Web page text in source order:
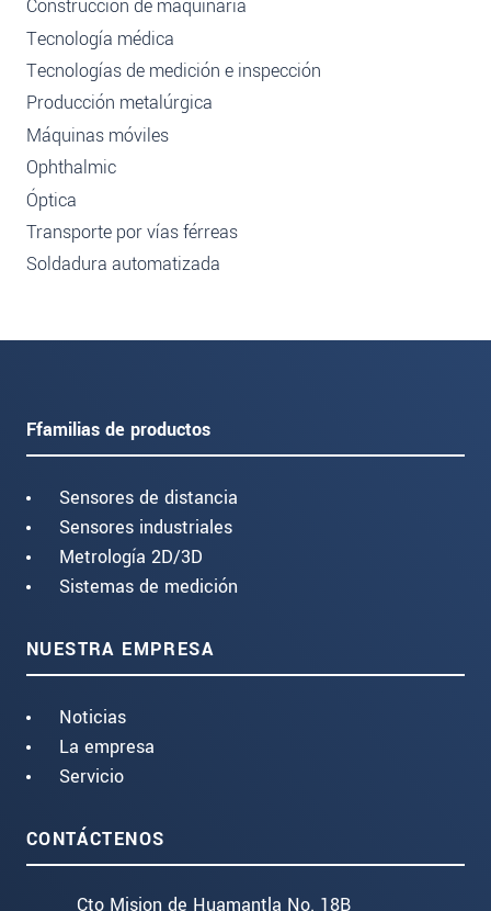
Construcción de maquinaria
Tecnología médica
Tecnologías de medición e inspección
Producción metalúrgica
Máquinas móviles
Ophthalmic
Óptica
Transporte por vías férreas
Soldadura automatizada
Ffamilias de productos
Sensores de distancia
Sensores industriales
Metrología 2D/3D
Sistemas de medición
NUESTRA EMPRESA
Noticias
La empresa
Servicio
CONTÁCTENOS
Cto Mision de Huamantla No. 18B